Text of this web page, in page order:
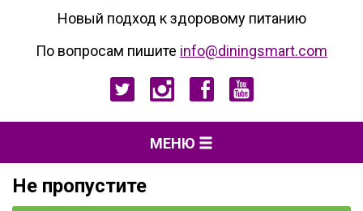
Новый подход к здоровому питанию
По вопросам пишите info@diningsmart.com
МЕНЮ
Не пропустите